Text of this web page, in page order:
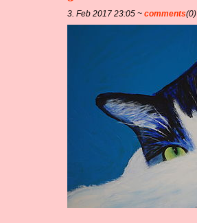
3. Feb 2017 23:05 ~comments(0)